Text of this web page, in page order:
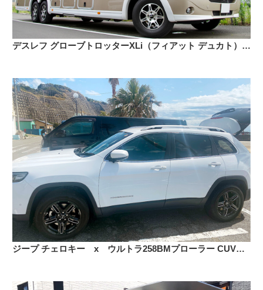
デスレフ グローブトロッターXLi（フィアット デュカト） × ウルトラ 450U トイル 16インチ
ジープ チェロキー x ウルトラ258BMプローラー CUV 18インチ